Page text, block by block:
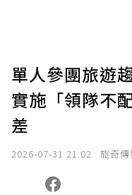
您當前剩餘 U 利
單人參團旅遊
實施「領隊不
差
2026-07-31 21:02 旅奇